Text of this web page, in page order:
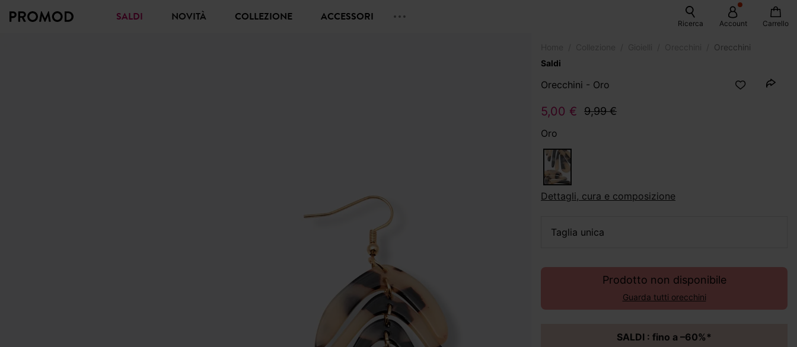
SALDI NOVITÀ COLLEZIONE ACCESSORI Ricerca Account Carrello
Orecchini
Saldi
Orecchini - Oro
5,00 € 9,99 €
Oro
dettagli, cura e composizione
taglia unica
Prodotto non disponibile
Guarda tutti orecchini
SALDI : fino a –60%*